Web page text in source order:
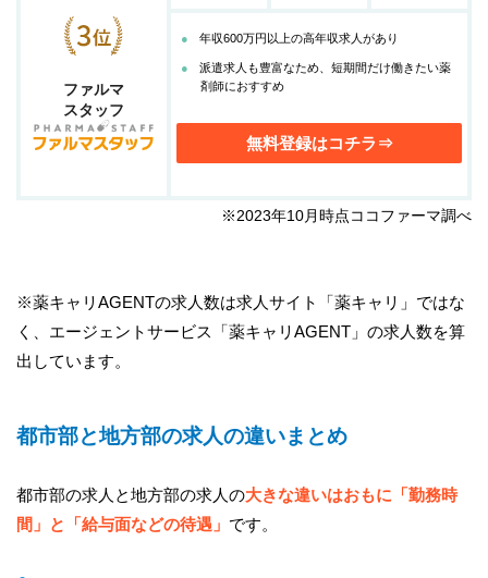
ファルマ
スタッフ
年収600万円以上の高年収求人があり
派遣求人も豊富なため、短期間だけ働きたい薬
剤師におすすめ
無料登録はコチラ⇒
※2023年10月時点ココファーマ調べ
※薬キャリAGENTの求人数は求人サイト「薬キャリ」ではな
く、エージェントサービス「薬キャリAGENT」の求人数を算
出しています。
都市部と地方部の求人の違いまとめ
都市部の求人と地方部の求人の大きな違いはおもに「勤務時
間」と「給与面などの待遇」 です。